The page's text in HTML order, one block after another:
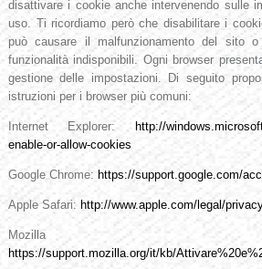
disattivare i cookie anche intervenendo sulle
uso. Ti ricordiamo però che disabilitare i
può causare il malfunzionamento del sito o
funzionalità indisponibili. Ogni browser
gestione delle impostazioni. Di seguito
istruzioni per i browser più comuni:
Internet Explorer:
http://
enable-or-allow-cookies
Google Chrome: https://support.google.com/
Apple Safari: http://www.apple.com/legal/
Mozilla
https://support.mozilla.org/it/kb/